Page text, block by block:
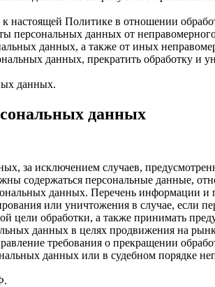
настоящей Политике в отношении
персональных данных от
данных, а также от иных
данных, прекратить обработку и
данных.
данных
за исключением случаев,
содержаться персональные данные,
данных. Перечень информации
или уничтожения в случае,
цели обработки, а также принимать
данных в целях продвижения на
требования о прекращении
данных или в судебном порядке